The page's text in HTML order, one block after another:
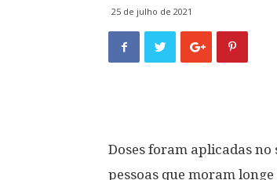
25 de julho de 2021
Doses foram aplicadas
pessoas que moram